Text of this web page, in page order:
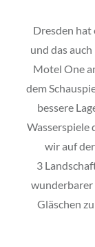
Dresden hat
und das
Motel One
dem
bessere
Wasserspiele
wir auf
3
wunderbarer
Gläschen